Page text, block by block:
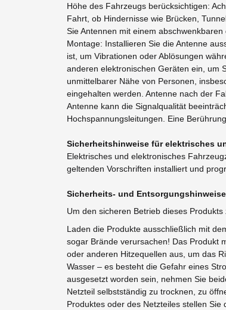
Höhe des Fahrzeugs berücksichtigen:
Fahrt, ob Hindernisse wie Brücken,
Sie Antennen mit einem
Montage: Installieren Sie die Antenne
ist, um Vibrationen oder Ablösungen
anderen elektronischen Geräten ein, um
unmittelbarer Nähe von Personen,
eingehalten werden. Antenne nach der
Antenne kann die Signalqualität
Hochspannungsleitungen. Eine
Sicherheitshinweise für elektrisches
Elektrisches und elektronisches
geltenden Vorschriften installiert und
Sicherheits- und
Um den sicheren Betrieb dieses
Laden die Produkte ausschließlich mit
sogar Brände verursachen! Das Produkt
oder anderen Hitzequellen aus, um das
Wasser – es besteht die Gefahr eines
ausgesetzt worden sein, nehmen Sie
Netzteil selbstständig zu trocknen, zu
Produktes oder des Netzteiles stellen